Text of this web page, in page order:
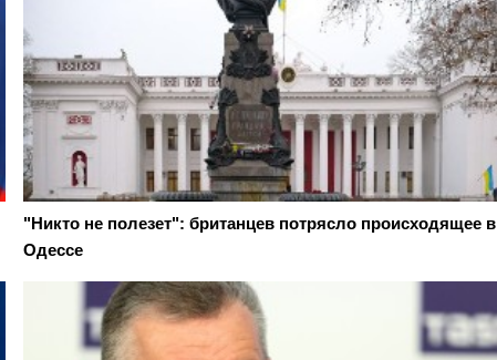
"Никто не полезет": британцев потрясло происходящее в
Одессе